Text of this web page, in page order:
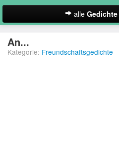
alle Gedichte
Neues Gedicht eintragen
An...
Kategorie: Freundschaftsgedichte